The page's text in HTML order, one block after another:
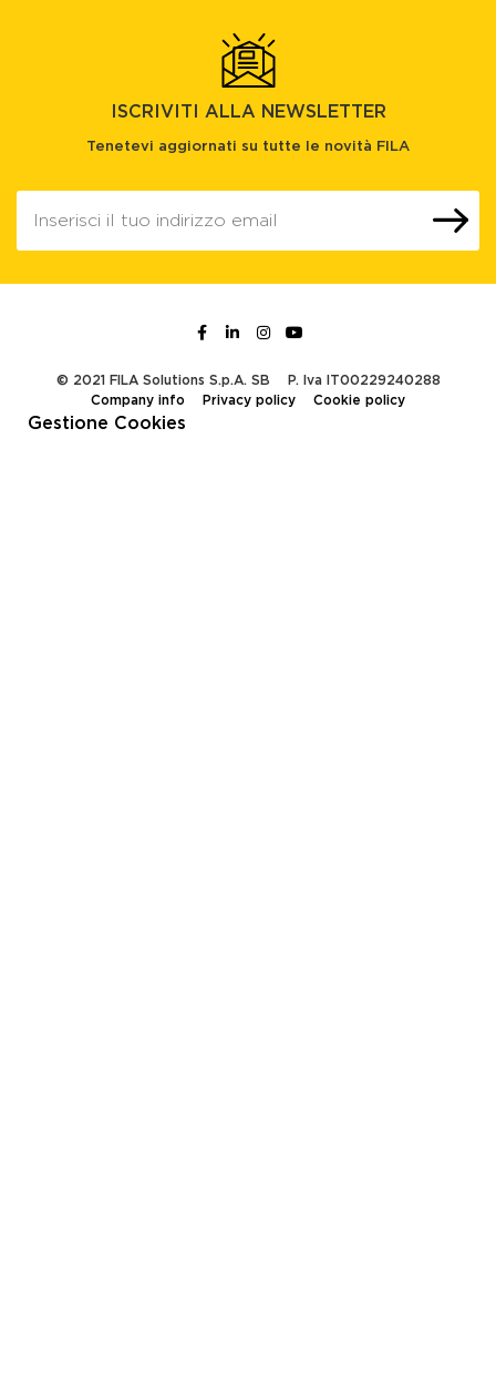
ISCRIVITI ALLA NEWSLETTER
Tenetevi aggiornati su tutte le novità FILA
© 2021 FILA Solutions S.p.A. SB
P. Iva IT00229240288
Company info
Privacy policy Cookie policy
Gestione Cookies